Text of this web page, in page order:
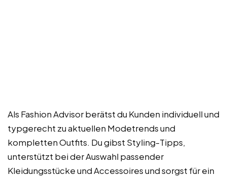
Als Fashion Advisor berätst du Kunden individuell und
typgerecht zu aktuellen Modetrends und
kompletten Outfits. Du gibst Styling-Tipps,
unterstützt bei der Auswahl passender
Kleidungsstücke und Accessoires und sorgst für ein